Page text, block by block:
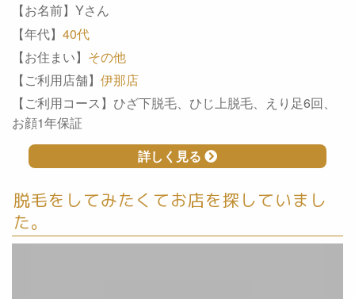
【お名前】Yさん
【年代】 40代
【お住まい】 その他
【ご利用店舗】 伊那店
【ご利用コース】ひざ下脱毛、ひじ上脱毛、えり足6回、
お顔1年保証
詳しく見る
脱毛をしてみたくてお店を探していまし
た。